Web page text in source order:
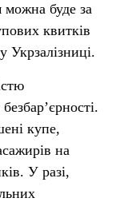
можна буде за
квитків
Укрзалізниці.
купе,
на
У разі,